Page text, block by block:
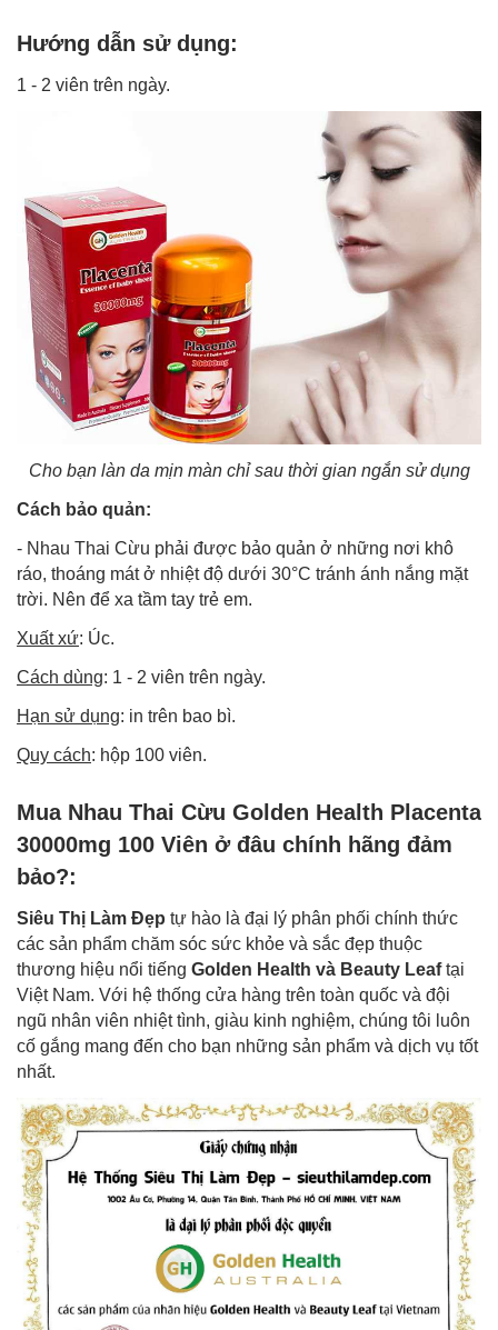
Hướng dẫn sử dụng:
1 - 2 viên trên ngày.
Cho bạn làn da mịn màn chỉ sau thời gian ngắn sử dụng
Cách bảo quản:
- Nhau Thai Cừu phải được bảo quản ở những nơi khô
ráo, thoáng mát ở nhiệt độ dưới 30°C tránh ánh nắng mặt
trời. Nên để xa tầm tay trẻ em.
Xuất xứ: Úc.
Cách dùng: 1 - 2 viên trên ngày.
Hạn sử dụng: in trên bao bì.
Quy cách: hộp 100 viên.
Mua Nhau Thai Cừu Golden Health Placenta
30000mg 100 Viên ở đâu chính hãng đảm
bảo?:
Siêu Thị Làm Đẹp tự hào là đại lý phân phối chính thức
các sản phẩm chăm sóc sức khỏe và sắc đẹp thuộc
thương hiệu nổi tiếng Golden Health và Beauty Leaftại
Việt Nam. Với hệ thống cửa hàng trên toàn quốc và đội
ngũ nhân viên nhiệt tình, giàu kinh nghiệm, chúng tôi luôn
cố gắng mang đến cho bạn những sản phẩm và dịch vụ tốt
nhất.